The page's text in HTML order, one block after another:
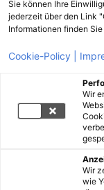
Sie können Ihre
jederzeit über den Link
Informationen finden
Cookie-Policy |
Wir
Wir
wie